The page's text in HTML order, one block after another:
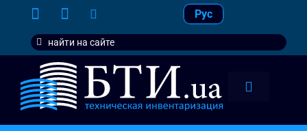
content
Рус
Search
for:
Toggle